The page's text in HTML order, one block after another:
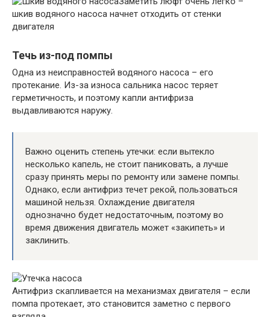
шкив водяного насоса начнет отходить от стенки
двигателя
Течь из-под помпы
Одна из неисправностей водяного насоса – его
протекание. Из-за износа сальника насос теряет
герметичность, и поэтому капли антифриза
выдавливаются наружу.
Важно оценить степень утечки: если вытекло
несколько капель, не стоит паниковать, а лучше
сразу принять меры по ремонту или замене помпы.
Однако, если антифриз течет рекой, пользоваться
машиной нельзя. Охлаждение двигателя
однозначно будет недостаточным, поэтому во
время движения двигатель может «закипеть» и
заклинить.
Антифриз скапливается на механизмах двигателя – если
помпа протекает, это становится заметно с первого